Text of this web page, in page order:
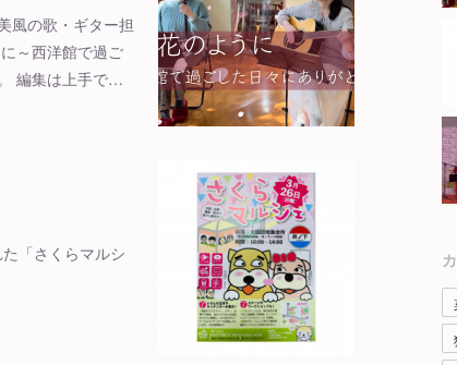
風の歌・ギター担
～西洋館で過ご
編集は上手で…
「さくらマルシ